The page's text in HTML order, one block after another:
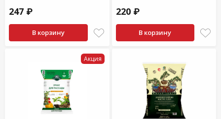
247 ₽
В корзину
220 ₽
В корзину
Акция